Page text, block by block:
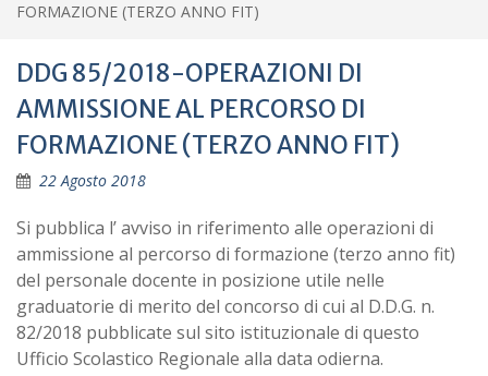
FORMAZIONE (TERZO ANNO FIT)
DDG 85/2018-OPERAZIONI DI
AMMISSIONE AL PERCORSO DI
FORMAZIONE (TERZO ANNO FIT)
22 Agosto 2018
Si pubblica l’ avviso in riferimento alle operazioni di
ammissione al percorso di formazione (terzo anno fit)
del personale docente in posizione utile nelle
graduatorie di merito del concorso di cui al D.D.G. n.
82/2018 pubblicate sul sito istituzionale di questo
Ufficio Scolastico Regionale alla data odierna.